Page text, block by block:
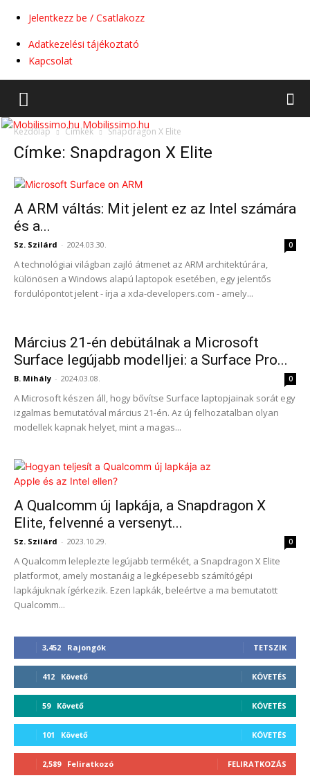
Jelentkezz be / Csatlakozz
Adatkezelési tájékoztató
Kapcsolat
Mobilissimo.hu
Kezdőlap Címkék Snapdragon X Elite
Címke: Snapdragon X Elite
A ARM váltás: Mit jelent ez az Intel számára
és a...
Sz. Szilárd - 2024.03.30. 0
A technológiai világban zajló átmenet az ARM architektúrára,
különösen a Windows alapú laptopok esetében, egy jelentős
fordulópontot jelent - írja a xda-developers.com - amely...
Március 21-én debütálnak a Microsoft
Surface legújabb modelljei: a Surface Pro...
B. Mihály - 2024.03.08. 0
A Microsoft készen áll, hogy bővítse Surface laptopjainak sorát egy
izgalmas bemutatóval március 21-én. Az új felhozatalban olyan
modellek kapnak helyet, mint a magas...
A Qualcomm új lapkája, a Snapdragon X
Elite, felvenné a versenyt...
Sz. Szilárd - 2023.10.29. 0
A Qualcomm leleplezte legújabb termékét, a Snapdragon X Elite
platformot, amely mostanáig a legképesebb számítógépi
lapkájuknak ígérkezik. Ezen lapkák, beleértve a ma bemutatott
Qualcomm...
3,452 Rajongók TETSZIK
412 Követő KÖVETÉS
59 Követő KÖVETÉS
101 Követő KÖVETÉS
2,589 Feliratkozó FELIRATKOZÁS